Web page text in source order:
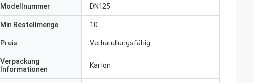
Modellnummer DN125
Min Bestellmenge 10
Preis Verhandlungsfähig
Verpackung
Informationen
Karton